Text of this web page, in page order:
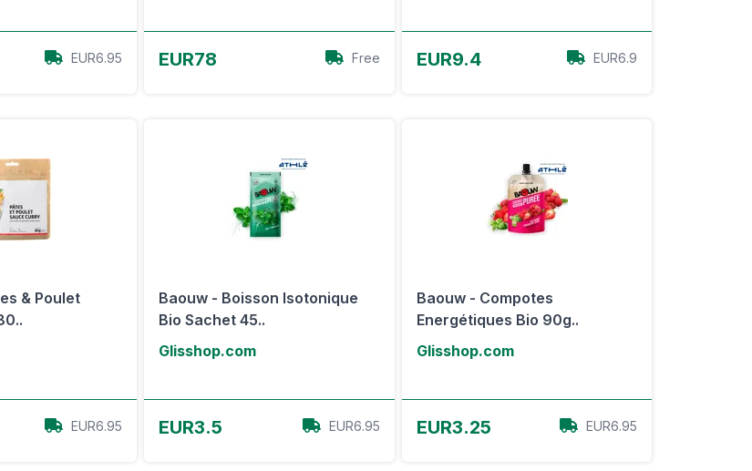
EUR6.95 EUR78 Free EUR9.4 EUR6.9
& Poulet
EUR6.95
Baouw - Boisson Isotonique
Bio Sachet 45..
Glisshop.com
EUR3.5 EUR6.95
Baouw - Compotes
Energétiques Bio 90g..
Glisshop.com
EUR3.25 EUR6.95